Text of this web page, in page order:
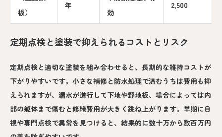
板）
年
効
2,500
定期点検と塗装で抑えられるコストとリスク
定期点検と適切な塗装を組み合わせると、長期的な維持コストが
下がりやすいです。小さな補修と防水処理で済むうちは費用も抑
えられますが、漏水が進行して下地や野地板、場合によっては内
部の躯体まで傷むと修繕費用が大きく跳ね上がります。早期に目
視や専門点検で異常を見つけると、結果的に数十万から数百万円